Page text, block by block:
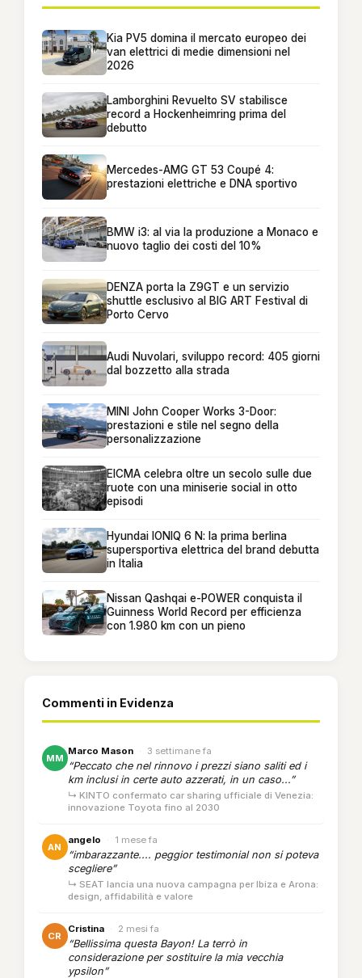
Kia PV5 domina il mercato europeo dei
van elettrici di medie dimensioni nel
2026
Lamborghini Revuelto SV stabilisce
record a Hockenheimring prima del
debutto
Mercedes-AMG GT 53 Coupé 4:
prestazioni elettriche e DNA sportivo
BMW i3: al via la produzione a Monaco e
nuovo taglio dei costi del 10%
DENZA porta la Z9GT e un servizio
shuttle esclusivo al BIG ART Festival di
Porto Cervo
Audi Nuvolari, sviluppo record: 405 giorni
dal bozzetto alla strada
MINI John Cooper Works 3-Door:
prestazioni e stile nel segno della
personalizzazione
EICMA celebra oltre un secolo sulle due
ruote con una miniserie social in otto
episodi
Hyundai IONIQ 6 N: la prima berlina
supersportiva elettrica del brand debutta
in Italia
Nissan Qashqai e-POWER conquista il
Guinness World Record per efficienza
con 1.980 km con un pieno
Commenti in Evidenza
MM
Marco Mason · 3 settimane fa
“Peccato che nel rinnovo i prezzi siano saliti ed i
km inclusi in certe auto azzerati, in un caso...”
↳ KINTO confermato car sharing ufficiale di Venezia:
innovazione Toyota fino al 2030
AN
angelo · 1 mese fa
“imbarazzante.... peggior testimonial non si poteva
scegliere”
↳ SEAT lancia una nuova campagna per Ibiza e Arona:
design, affidabilità e valore
CR
Cristina · 2 mesi fa
“Bellissima questa Bayon! La terrò in
considerazione per sostituire la mia vecchia
ypsilon”